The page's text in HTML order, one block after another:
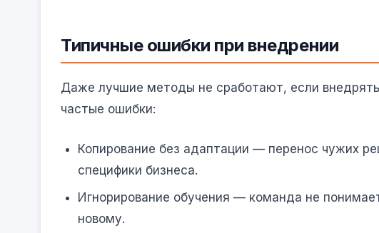
Типичные ошибки при внедрении
Даже лучшие методы не сработают, если
частые ошибки:
Копирование без адаптации — перенос чужих
специфики бизнеса.
Игнорирование обучения — команда не
новому.